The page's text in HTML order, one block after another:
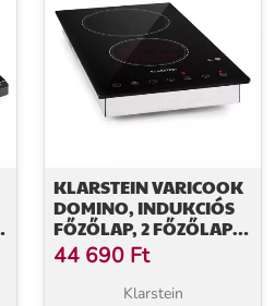
KLARSTEIN VARICOOK
DOMINO, INDUKCIÓS
FŐZŐLAP, 2 FŐZŐLAP,
3000 W
44 690 Ft
Klarstein